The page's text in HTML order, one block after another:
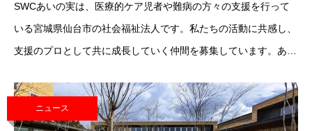
SWCあいの実は、医療的ケア児者や難病の方々の支援を行って
いる宮城県仙台市の社会福祉法人です。私たちの活動に共感し、
支援のプロとして共に成長していく仲間を募集しています。あな
んか？仙台市や宮城県内の、スキルを持た
ニュース